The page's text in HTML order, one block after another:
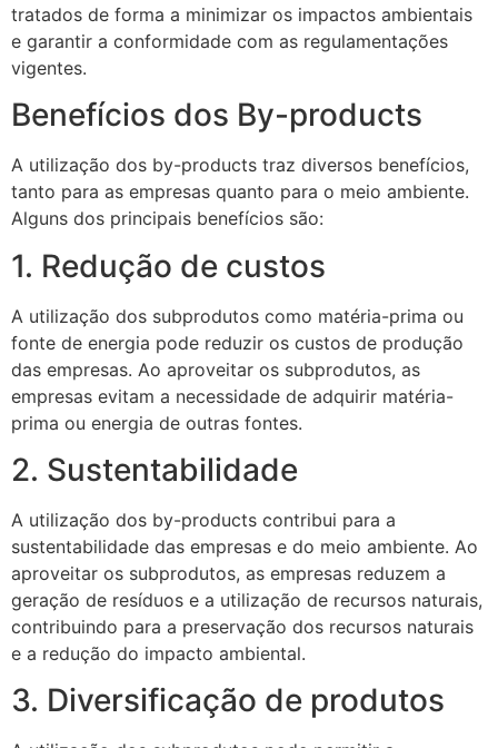
tratados de forma a minimizar os impactos ambientais
e garantir a conformidade com as regulamentações
vigentes.
Benefícios dos By-products
A utilização dos by-products traz diversos benefícios,
tanto para as empresas quanto para o meio ambiente.
Alguns dos principais benefícios são:
1. Redução de custos
A utilização dos subprodutos como matéria-prima ou
fonte de energia pode reduzir os custos de produção
das empresas. Ao aproveitar os subprodutos, as
empresas evitam a necessidade de adquirir matéria-
prima ou energia de outras fontes.
2. Sustentabilidade
A utilização dos by-products contribui para a
sustentabilidade das empresas e do meio ambiente. Ao
aproveitar os subprodutos, as empresas reduzem a
geração de resíduos e a utilização de recursos naturais,
contribuindo para a preservação dos recursos naturais
e a redução do impacto ambiental.
3. Diversificação de produtos